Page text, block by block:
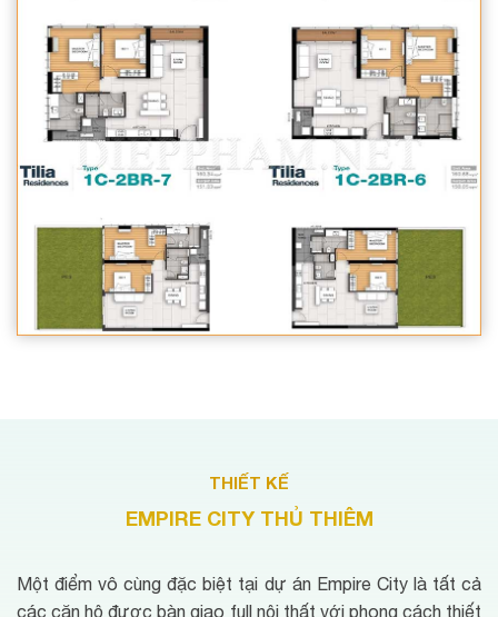
THIẾT KẾ
EMPIRE CITY THỦ THIÊM
Một điểm vô cùng đặc biệt tại dự án Empire City là tất cả
các căn hộ được bàn giao full nội thất với phong cách thiết